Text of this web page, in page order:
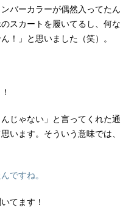
バーカラーが偶然入ってたん
スカートを履いてるし、何な
！」と思いました（笑）。
じゃない」と言ってくれた通
います。そういう意味では、
ですね。
てます！